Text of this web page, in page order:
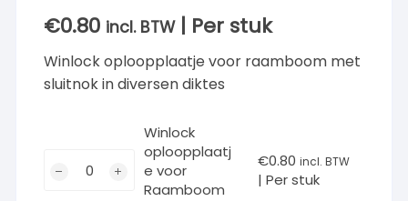
€0.80 incl. BTW | Per stuk
Winlock oploopplaatje voor raamboom met
sluitnok in diversen diktes
oploopplaatje
Winlock
oploopplaatj
e voor
Raamboom
€0.80 incl. BTW
| Per stuk